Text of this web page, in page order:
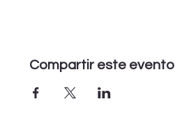
Compartir este evento